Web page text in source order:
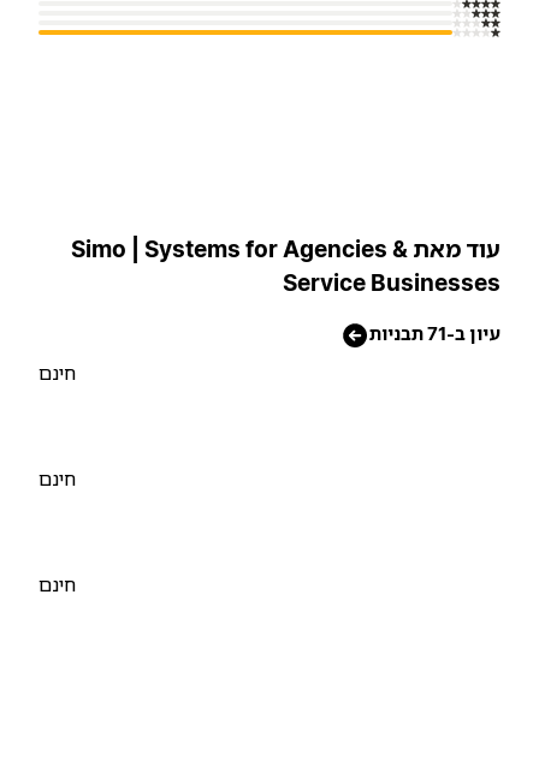
עוד מאת Simo | Systems for Agencies &
Service
ב-71 תבניות